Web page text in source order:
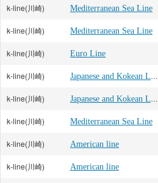
k-line(川崎) Mediterranean Sea Line
k-line(川崎) Mediterranean Sea Line
k-line(川崎) Euro Line
k-line(川崎) Japanese and Kokean Line
k-line(川崎) Japanese and Kokean Line
k-line(川崎) Mediterranean Sea Line
k-line(川崎) American line
k-line(川崎) American line